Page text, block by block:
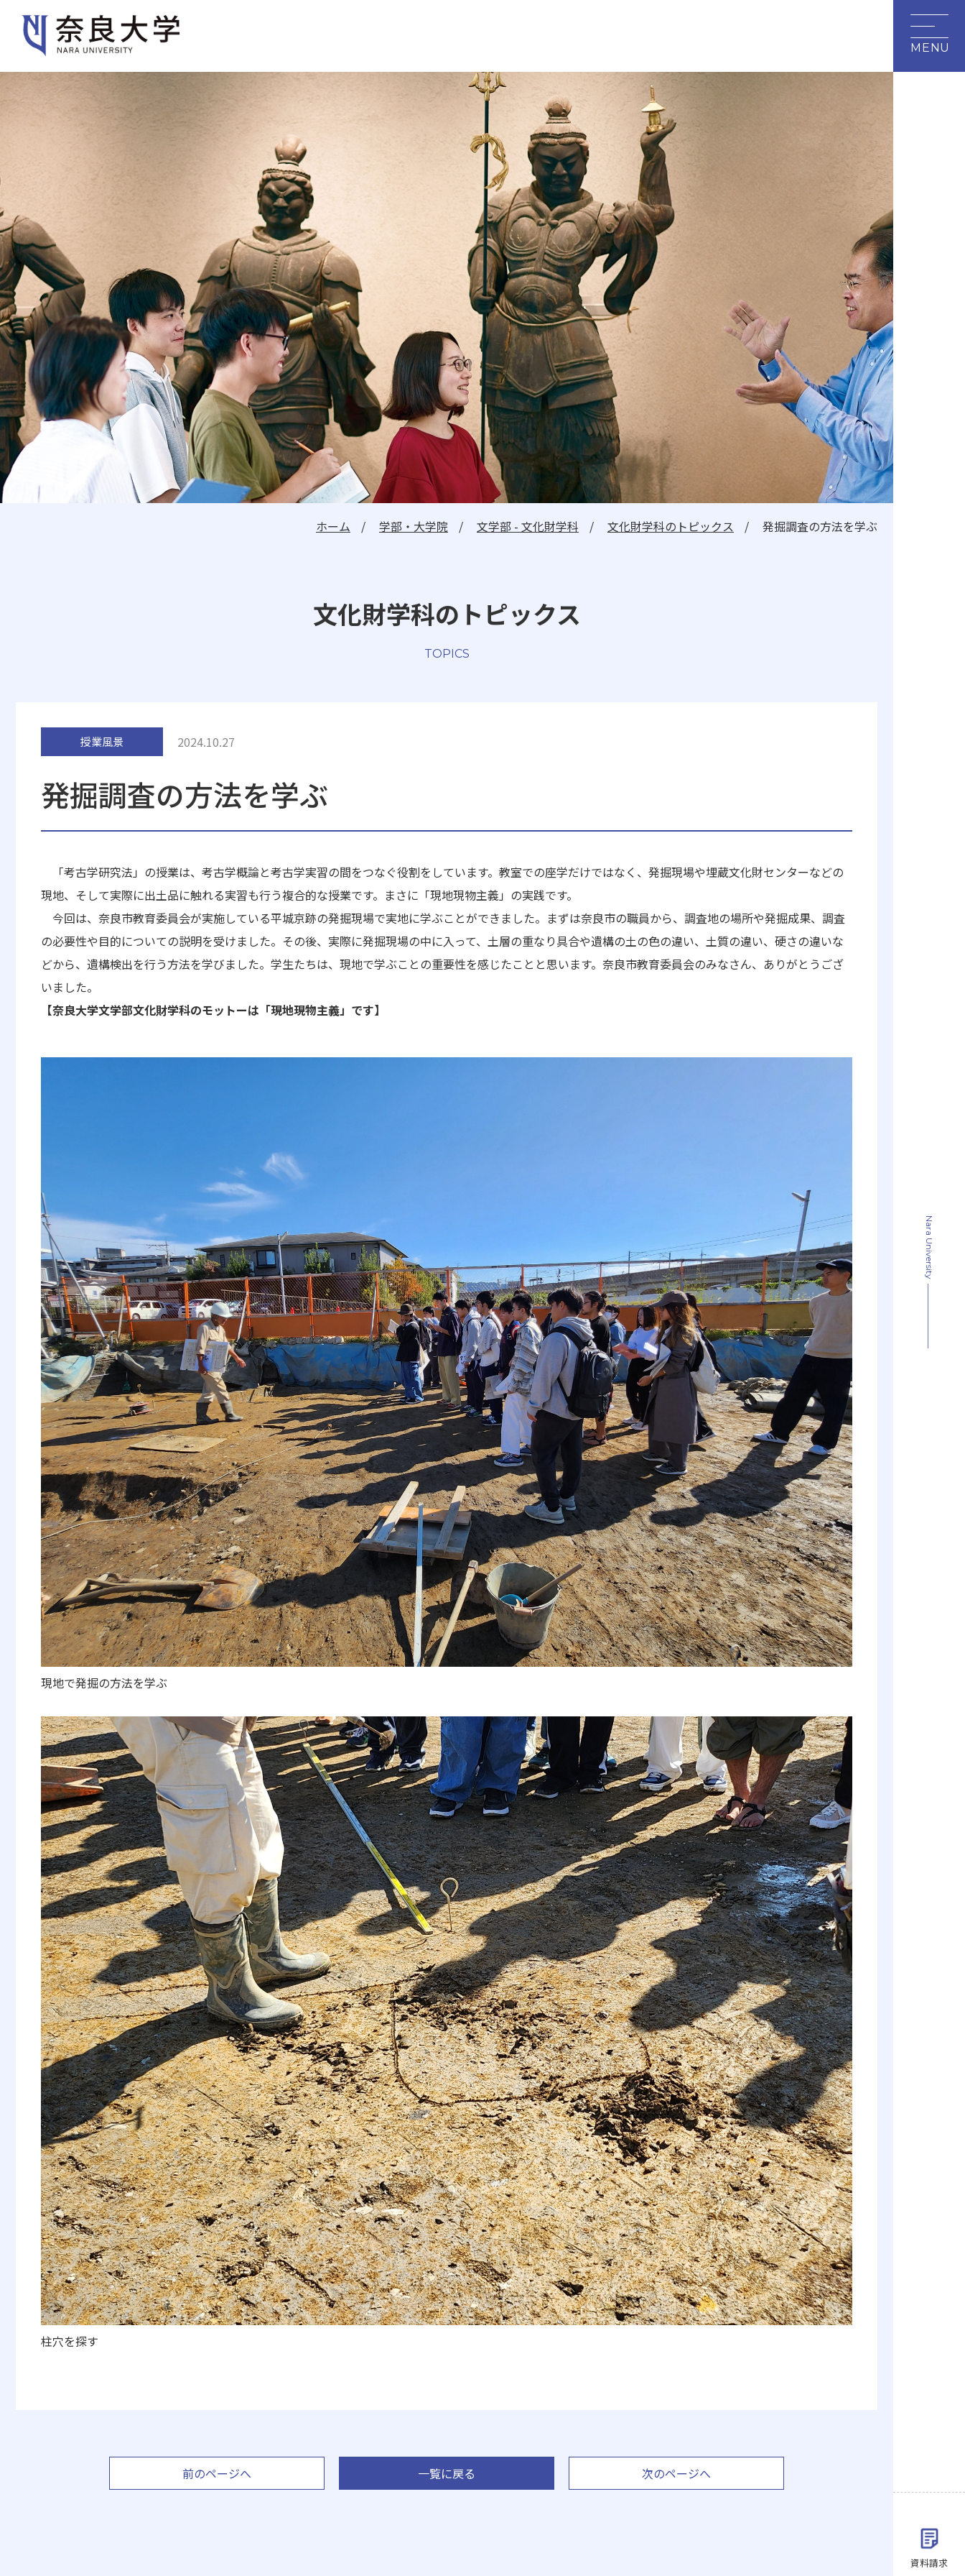
Nara University
資料請求
大学紹介 学部・大学院 入試情報 学生生活 就職・資格 研究・地域連携
大学紹介
キャンパスガイド
歴史・沿革・本学の特色
規則・ポリシー
建学の精神・教学の理念
理事長メッセージ
学長メッセージ
教員紹介
教育情報の公開
教職課程の情報公開
財務情報・監査報告公開
寄附行為
役員報酬基準
役員名簿
日本高等教育評価機構による認証評価
自己点検・自己評価
広報誌
高大連携・国際交流
ニュース・トピックス
ホーム 学部・大学院 文学部 - 文化財学科 文化財学科のトピックス 発掘調査の方法を学ぶ
文化財学科のトピックス
TOPICS
授業風景 2024.10.27
発掘調査の方法を学ぶ
「考古学研究法」の授業は、考古学概論と考古学実習の間をつなぐ役割をしています。教室での座学だけではなく、発掘現場や埋蔵文化財センターなどの
現地、そして実際に出土品に触れる実習も行う複合的な授業です。まさに「現地現物主義」の実践です。
今回は、奈良市教育委員会が実施している平城京跡の発掘現場で実地に学ぶことができました。まずは奈良市の職員から、調査地の場所や発掘成果、調査
の必要性や目的についての説明を受けました。その後、実際に発掘現場の中に入って、土層の重なり具合や遺構の土の色の違い、土質の違い、硬さの違いな
どから、遺構検出を行う方法を学びました。学生たちは、現地で学ぶことの重要性を感じたことと思います。奈良市教育委員会のみなさん、ありがとうござ
いました。
【奈良大学文学部文化財学科のモットーは「現地現物主義」です】
現地で発掘の方法を学ぶ
柱穴を探す
前のページへ 一覧に戻る 次のページへ